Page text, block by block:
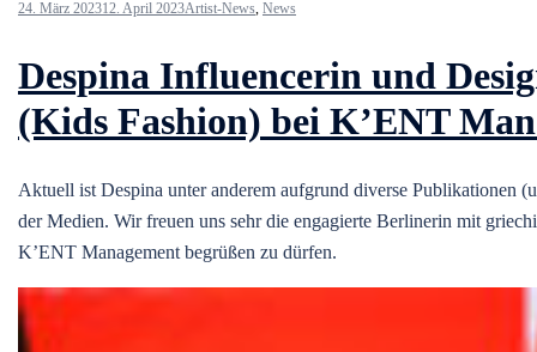
24. März 202312. April 2023Artist-News, News
Despina Influencerin und
(Kids Fashion) bei K’ENT
Aktuell ist Despina unter anderem aufgrund diverse Publikationen
der Medien. Wir freuen uns sehr die engagierte Berlinerin mit
K’ENT Management begrüßen zu dürfen.